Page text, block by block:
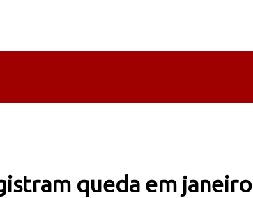
queda em janeiro